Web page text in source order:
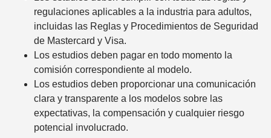
regulaciones aplicables a la industria para adultos,
incluidas las Reglas y Procedimientos de Seguridad
de Mastercard y Visa.
Los estudios deben pagar en todo momento la
comisión correspondiente al modelo.
Los estudios deben proporcionar una comunicación
clara y transparente a los modelos sobre las
expectativas, la compensación y cualquier riesgo
potencial involucrado.